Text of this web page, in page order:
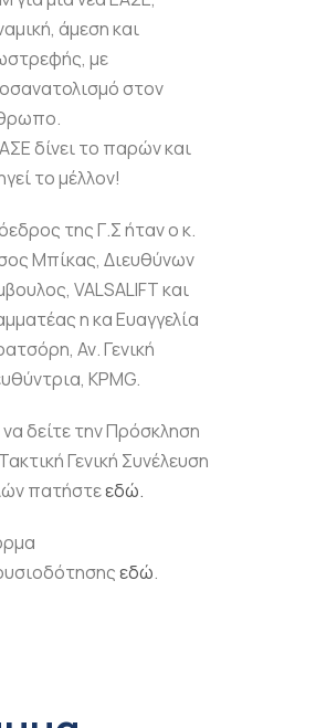
άμεση και
με
στον
δίνει το παρών και
το μέλλον!
της Γ.Σ ήταν ο κ.
Μπίκας, Διευθύνων
VALSALIFT και
η κα Ευαγγελία
Αν. Γενική
KPMG.
να δείτε την Πρόσκληση
Γενική Συνέλευση
πατήστεεδώ.
εδώ.